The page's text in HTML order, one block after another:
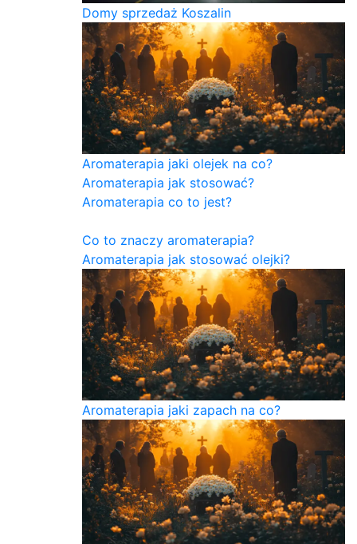
Domy sprzedaż Koszalin
Aromaterapia jaki olejek na co?
Aromaterapia jak stosować?
Aromaterapia co to jest?
Co to znaczy aromaterapia?
Aromaterapia jak stosować olejki?
Aromaterapia jaki zapach na co?